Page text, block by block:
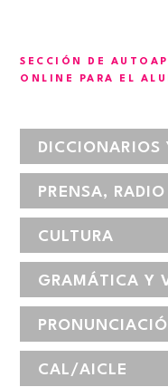
SECCIÓN DE
ONLINE PARA EL
DICCIONARIOS
PRENSA,
CULTURA
GRAMÁTICA Y
CAL/AICLE